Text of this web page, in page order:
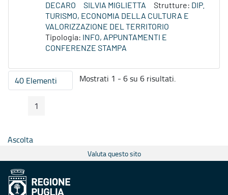
DECARO
SILVIA MIGLIETTA Strutture: DIP.
TURISMO, ECONOMIA DELLA CULTURA E
VALORIZZAZIONE DEL TERRITORIO
Tipologia:
INFO, APPUNTAMENTI E
CONFERENZE STAMPA
40 ElementiPer pagina
Mostrati 1 - 6 su 6 risultati.
Pagina Precedente
Pagina
1
Ascolta
Valuta questo sito